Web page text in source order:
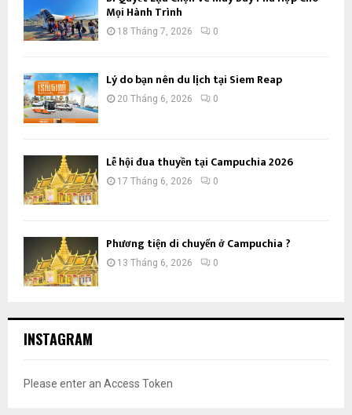
Mọi Hành Trình
18 Tháng 7, 2026 0
Lý do bạn nên du lịch tại Siem Reap
20 Tháng 6, 2026 0
Lễ hội đua thuyền tại Campuchia 2026
17 Tháng 6, 2026 0
Phương tiện di chuyển ở Campuchia ?
13 Tháng 6, 2026 0
INSTAGRAM
Please enter an Access Token